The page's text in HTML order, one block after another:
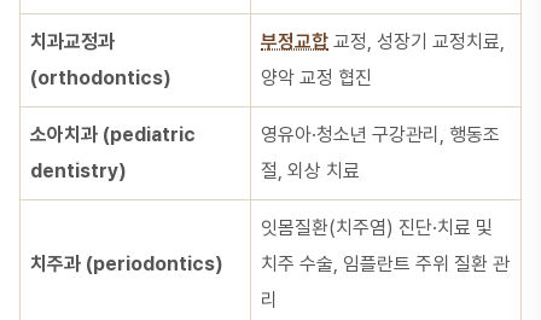
치과교정과
(orthodontics)
부정교합 교정, 성장기 교정치료,
양악 교정 협진
소아치과 (pediatric
dentistry)
영유아·청소년 구강관리, 행동조
절, 외상 치료
치주과 (periodontics)
잇몸질환(치주염) 진단·치료 및
치주 수술, 임플란트 주위 질환 관
리